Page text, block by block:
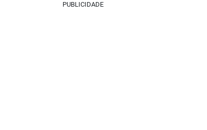
PUBLICIDADE